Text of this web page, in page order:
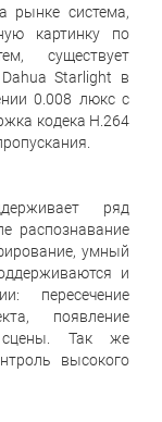
рынке система,
картинку по
существует
Starlight в
0.008 люкс с
кодека H.264
ряд
распознавание
умный
и
пересечение
появление
сцены. Так же
высокого